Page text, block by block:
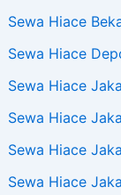
Sewa Hiace
Sewa Hiace
Sewa Hiace
Sewa Hiace
Sewa Hiace
Sewa Hiace